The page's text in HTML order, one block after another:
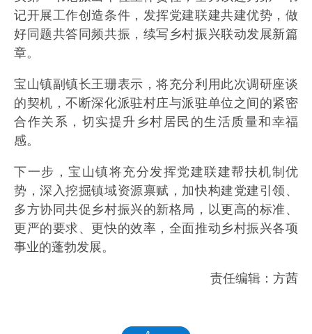
记开展工作创造条件，发挥党建联建共建优势，做
好同题共答同频共振，续写乡村振兴联动发展新篇
章。
宝山镇副镇长王珊表示，将充分利用此次调研座谈
的契机，不断深化派驻村庄与派驻单位之间的紧密
合作关系，切实提升乡村居民的生活质量和幸福
感。
下一步，宝山镇将充分发挥党建联建帮扶机制优
势，深入挖掘镇域资源禀赋，加快构建党建引领、
多方协同共促乡村振兴的新格局，以更高的标准、
更严的要求、更快的效率，全面推动乡村振兴各项
事业的蓬勃发展。
责任编辑：方茜